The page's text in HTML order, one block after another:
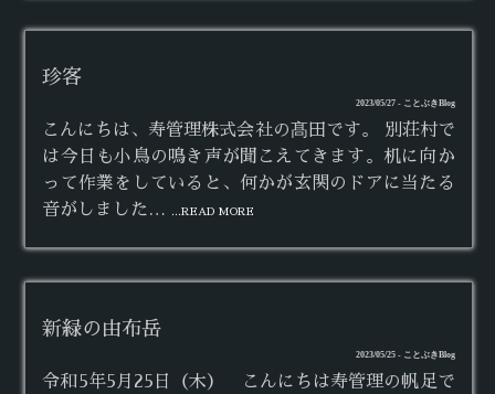
珍客
2023/05/27 - ことぶきBlog
こんにちは、寿管理株式会社の髙田です。 別荘村で
は今日も小鳥の鳴き声が聞こえてきます。机に向か
って作業をしていると、何かが玄関のドアに当たる
音がしました…
...READ MORE
新緑の由布岳
2023/05/25 - ことぶきBlog
令和5年5月25日（木） こんにちは寿管理の帆足で